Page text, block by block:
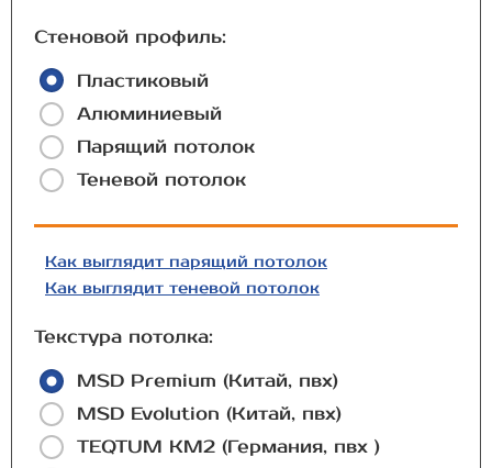
Стеновой профиль:
Пластиковый
Алюминиевый
Парящий потолок
Теневой потолок
Как выглядит парящий потолок
Как выглядит теневой потолок
Текстура потолка:
MSD Premium (Китай, пвх)
MSD Evolution (Китай, пвх)
TEQTUM КМ2 (Германия, пвх )